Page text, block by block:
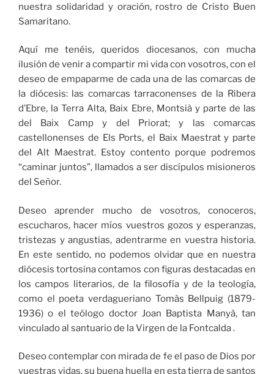
nuestra solidaridad y oración, rostro de Cristo Buen
Samaritano.
Aquí me tenéis, queridos diocesanos, con mucha
ilusión de venir a compartir mi vida con vosotros, con el
deseo de empaparme de cada una de las comarcas de
la diócesis: las comarcas tarraconenses de la Ribera
d’Ebre, la Terra Alta, Baix Ebre, Montsià y parte de las
del Baix Camp y del Priorat; y las comarcas
castellonenses de Els Ports, el Baix Maestrat y parte
del Alt Maestrat. Estoy contento porque podremos
“caminar juntos”, llamados a ser discípulos misioneros
del Señor.
Deseo aprender mucho de vosotros, conoceros,
escucharos, hacer míos vuestros gozos y esperanzas,
tristezas y angustias, adentrarme en vuestra historia.
En este sentido, no podemos olvidar que en nuestra
diócesis tortosina contamos con figuras destacadas en
los campos literarios, de la filosofía y de la teología,
como el poeta verdagueriano Tomàs Bellpuig (1879-
1936) o el teólogo doctor Joan Baptista Manyà, tan
vinculado al santuario de la Virgen de la Fontcalda .
Deseo contemplar con mirada de fe el paso de Dios por
vuestras vidas, su buena huella en esta tierra de santos